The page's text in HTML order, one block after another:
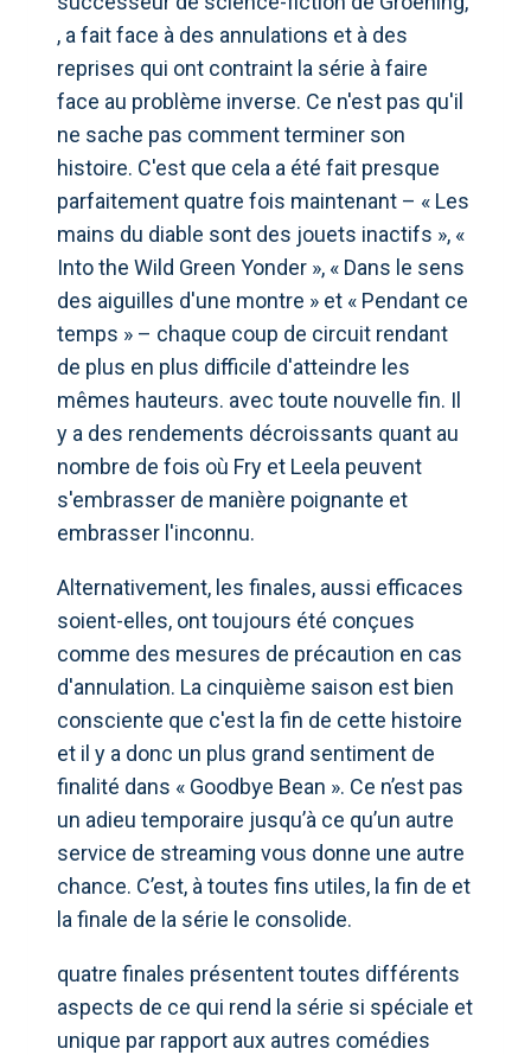
, a fait face à des annulations et à des
reprises qui ont contraint la série à faire
face au problème inverse. Ce n'est pas qu'il
ne sache pas comment terminer son
histoire. C'est que cela a été fait presque
parfaitement quatre fois maintenant – « Les
mains du diable sont des jouets inactifs », «
Into the Wild Green Yonder », « Dans le sens
des aiguilles d'une montre » et « Pendant ce
temps » – chaque coup de circuit rendant
de plus en plus difficile d'atteindre les
mêmes hauteurs. avec toute nouvelle fin. Il
y a des rendements décroissants quant au
nombre de fois où Fry et Leela peuvent
s'embrasser de manière poignante et
embrasser l'inconnu.
Alternativement, les finales, aussi efficaces
soient-elles, ont toujours été conçues
comme des mesures de précaution en cas
d'annulation. La cinquième saison est bien
consciente que c'est la fin de cette histoire
et il y a donc un plus grand sentiment de
finalité dans « Goodbye Bean ». Ce n’est pas
un adieu temporaire jusqu’à ce qu’un autre
service de streaming vous donne une autre
chance. C’est, à toutes fins utiles, la fin de et
la finale de la série le consolide.
quatre finales présentent toutes différents
aspects de ce qui rend la série si spéciale et
unique par rapport aux autres comédies